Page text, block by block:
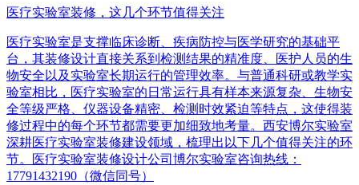
医疗实验室装修，这几个环节值得关注
医疗实验室是支撑临床诊断、疾病防控与医学研究的基础平
台，其装修设计直接关系到检测结果的精准度、医护人员的生
物安全以及实验室长期运行的管理效率。与普通科研或教学实
验室相比，医疗实验室的日常运行具有样本来源复杂、生物安
全等级严格、仪器设备精密、检测时效紧迫等特点，这使得装
修过程中的每个环节都需要更加细致地考量。西安博尔实验室
深耕医疗实验室装修建设领域，梳理出以下几个值得关注的环
节。医疗实验室装修设计公司博尔实验室咨询热线：
17791432190（微信同号）